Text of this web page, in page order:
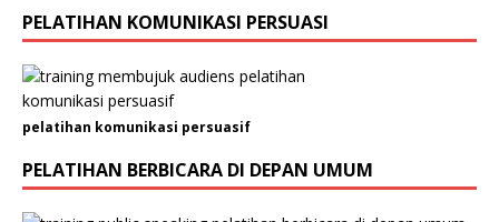
a
P
e
r
u
s
a
h
a
PELATIHAN KOMUNIKASI PERSUASI
pelatihan komunikasi persuasif
PELATIHAN BERBICARA DI DEPAN UMUM